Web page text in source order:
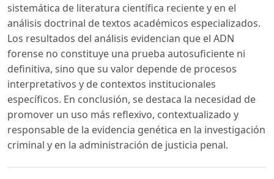
sistemática de literatura científica reciente y en el
análisis doctrinal de textos académicos especializados.
Los resultados del análisis evidencian que el ADN
forense no constituye una prueba autosuficiente ni
definitiva, sino que su valor depende de procesos
interpretativos y de contextos institucionales
específicos. En conclusión, se destaca la necesidad de
promover un uso más reflexivo, contextualizado y
responsable de la evidencia genética en la investigación
criminal y en la administración de justicia penal.